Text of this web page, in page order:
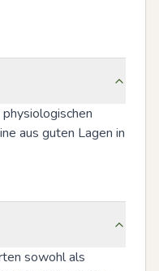
aus guten Lagen in
sowohl als